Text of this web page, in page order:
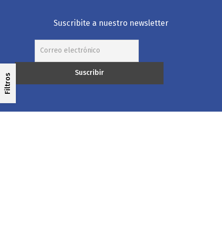
Filtros
Suscribite a nuestro newsletter